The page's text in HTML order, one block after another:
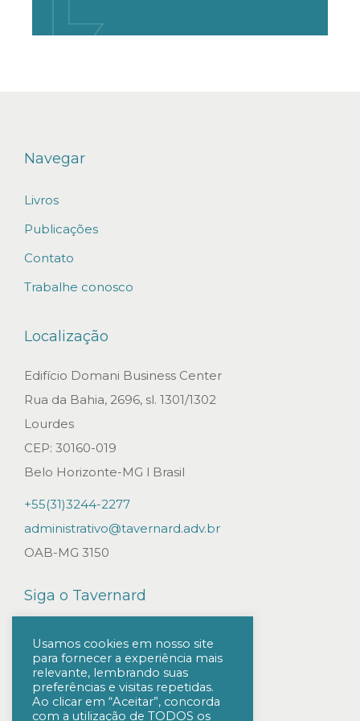
Navegar
Livros
Publicações
Contato
Trabalhe conosco
Localização
Edifício Domani Business Center
Rua da Bahia, 2696, sl. 1301/1302
Lourdes
CEP: 30160-019
Belo Horizonte-MG l Brasil
+55(31)3244-2277
administrativo@tavernard.adv.br
OAB-MG 3150
Siga o Tavernard
Usamos cookies em nosso site
para fornecer a experiência mais
relevante, lembrando suas
preferências e visitas repetidas.
Ao clicar em “Aceitar”, concorda
com a utilização de TODOS os